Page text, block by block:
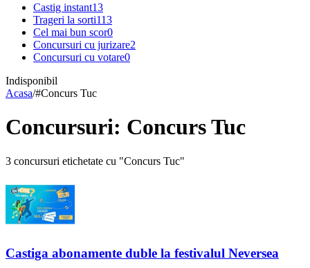
Castig instant13
Trageri la sorti113
Cel mai bun scor0
Concursuri cu jurizare2
Concursuri cu votare0
Indisponibil
Acasa/#Concurs Tuc
Concursuri: Concurs Tuc
3 concursuri etichetate cu "Concurs Tuc"
Castiga abonamente duble la festivalul Neversea